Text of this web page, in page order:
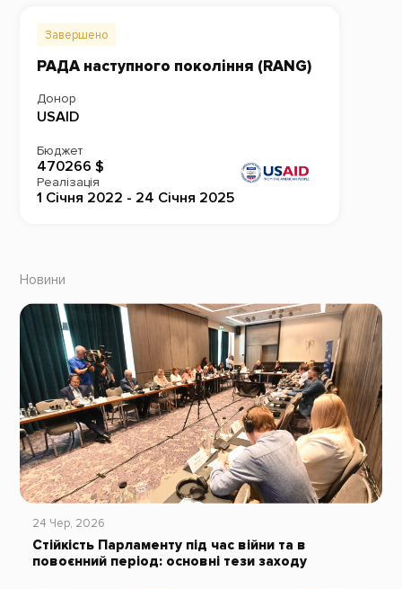
Завершено
РАДА наступного покоління (RANG)
Донор
USAID
Бюджет
470266 $
Реалізація
1 Січня 2022 - 24 Січня 2025
Новини
24 Чер, 2026
Стійкість Парламенту під час війни та в
повоєнний період: основні тези заходу